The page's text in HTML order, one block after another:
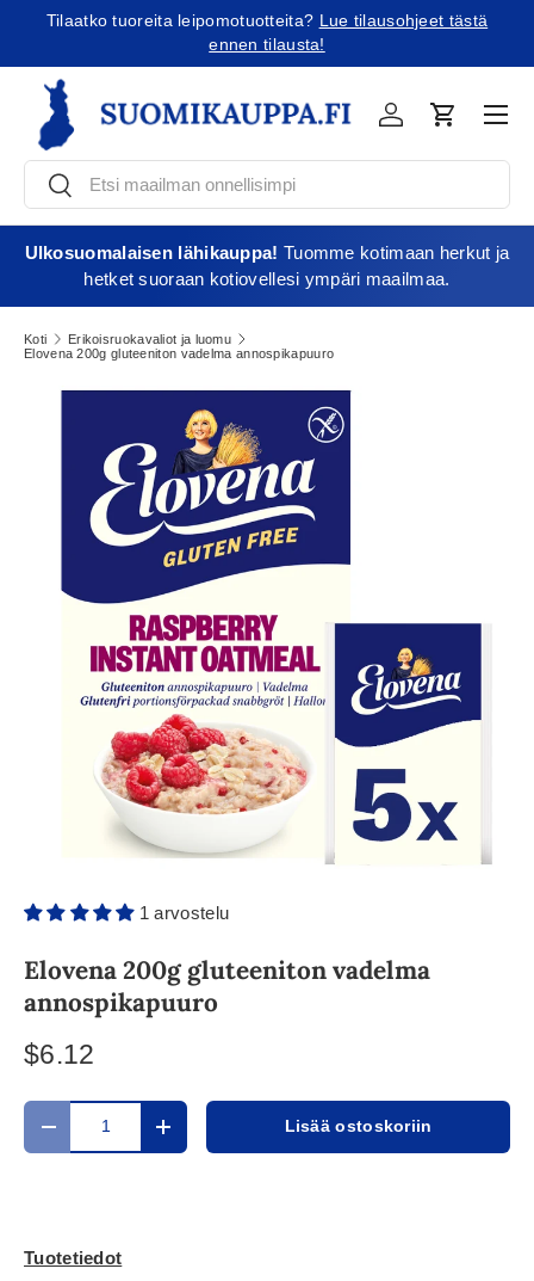
Tilaatko tuoreita leipomotuotteita? Lue tilausohjeet tästä
ennen tilausta!
EtsiEtsi
KirjauduOstoskori
Ulkosuomalaisen lähikauppa! Tuomme kotimaan herkut ja
hetket suoraan kotiovellesi ympäri maailmaa.
Koti
Erikoisruokavaliot ja luomu
Elovena 200g gluteeniton vadelma annospikapuuro
1 arvostelu
Elovena 200g gluteeniton vadelma
annospikapuuro
$6.12
Määrä
Translation missing: fi.cart.items.decrease_quantity
Translation missing:Lisää ostoskoriin
Tuotetiedot